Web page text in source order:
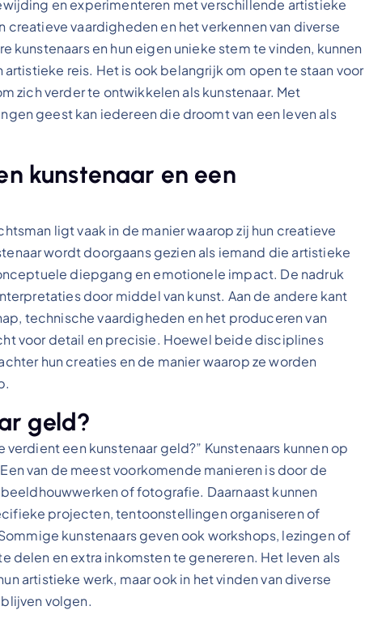
en experimenteren met verschillende artistieke
vaardigheden en het verkennen van diverse
kunstenaars en hun eigen unieke stem te vinden, kunnen
reis. Het is ook belangrijk om open te staan voor
zich verder te ontwikkelen als kunstenaar. Met
geest kan iedereen die droomt van een leven als
kunstenaar en een
ligt vaak in de manier waarop zij hun creatieve
wordt doorgaans gezien als iemand die artistieke
diepgang en emotionele impact. De nadruk
door middel van kunst. Aan de andere kant
technische vaardigheden en het produceren van
voor detail en precisie. Hoewel beide disciplines
hun creaties en de manier waarop ze worden
geld?
een kunstenaar geld?” Kunstenaars kunnen op
van de meest voorkomende manieren is door de
of fotografie. Daarnaast kunnen
projecten, tentoonstellingen organiseren of
kunstenaars geven ook workshops, lezingen of
delen en extra inkomsten te genereren. Het leven als
artistieke werk, maar ook in het vinden van diverse
volgen.